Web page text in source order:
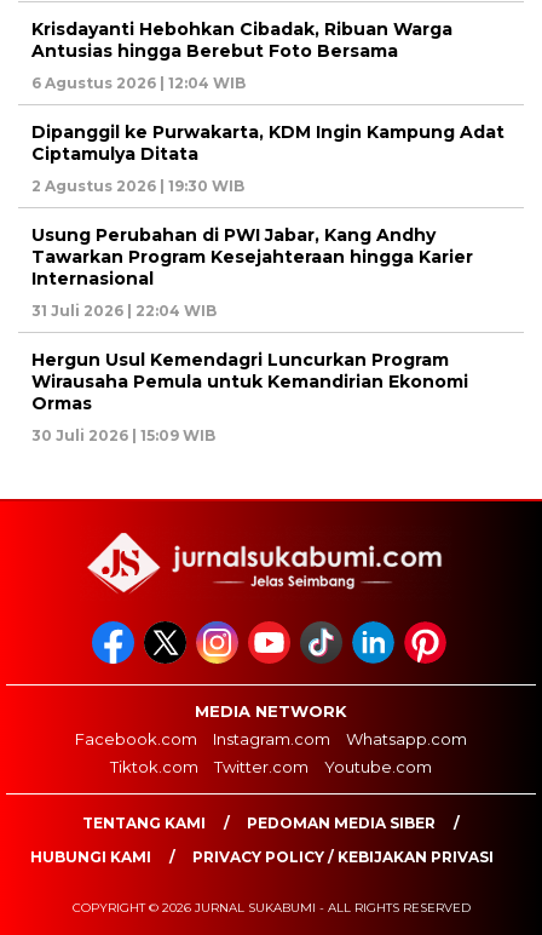
Krisdayanti Hebohkan Cibadak, Ribuan Warga
Antusias hingga Berebut Foto Bersama
6 Agustus 2026 | 12:04 WIB
Dipanggil ke Purwakarta, KDM Ingin Kampung Adat
Ciptamulya Ditata
2 Agustus 2026 | 19:30 WIB
Usung Perubahan di PWI Jabar, Kang Andhy
Tawarkan Program Kesejahteraan hingga Karier
Internasional
31 Juli 2026 | 22:04 WIB
Hergun Usul Kemendagri Luncurkan Program
Wirausaha Pemula untuk Kemandirian Ekonomi
Ormas
30 Juli 2026 | 15:09 WIB
MEDIA NETWORK
Facebook.com
Instagram.com
Whatsapp.com
Tiktok.com
Twitter.com Youtube.com
TENTANG KAMI
PEDOMAN MEDIA SIBER
HUBUNGI KAMI
PRIVACY POLICY / KEBIJAKAN PRIVASI
COPYRIGHT © 2026 JURNAL SUKABUMI - ALL RIGHTS RESERVED